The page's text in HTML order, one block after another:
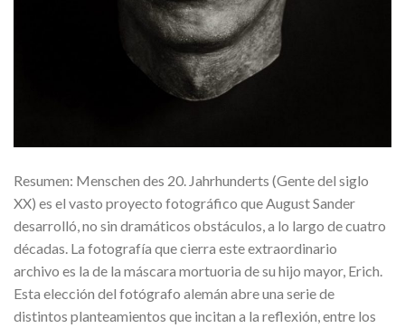
Resumen: Menschen des 20. Jahrhunderts (Gente del siglo
XX) es el vasto proyecto fotográfico que August Sander
desarrolló, no sin dramáticos obstáculos, a lo largo de cuatro
décadas. La fotografía que cierra este extraordinario
archivo es la de la máscara mortuoria de su hijo mayor, Erich.
Esta elección del fotógrafo alemán abre una serie de
distintos planteamientos que incitan a la reflexión, entre los